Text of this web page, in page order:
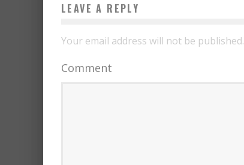
LEAVE A REPLY
Your email address will not be published.
Comment